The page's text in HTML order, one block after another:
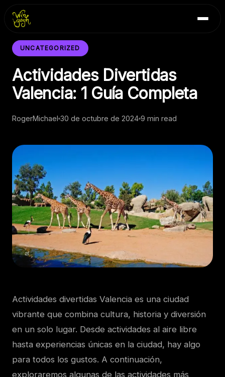
Inicio
Blog
Contacto
UNCATEGORIZED
Actividades Divertidas
Valencia: 1 Guía Completa
RogerMichael 30 de octubre de 2024 9 min read
Actividades divertidas Valencia es una ciudad
vibrante que combina cultura, historia y diversión
en un solo lugar. Desde actividades al aire libre
hasta experiencias únicas en la ciudad, hay algo
para todos los gustos. A continuación,
exploraremos algunas de las actividades más